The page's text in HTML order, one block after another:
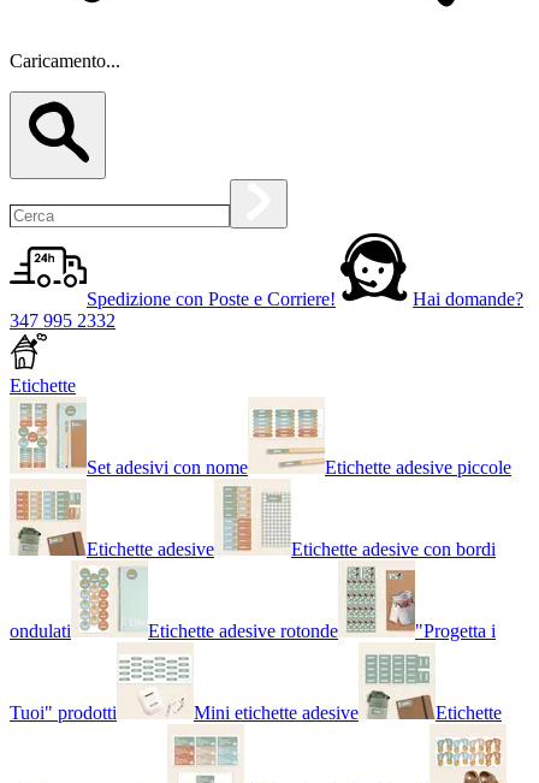
Caricamento...
Spedizione con Poste e Corriere!
Hai domande?
347 995 2332
Etichette
Set adesivi con nome Etichette adesive piccole
Etichette adesive Etichette adesive con bordi
ondulati Etichette adesive rotonde "Progetta i
Tuoi" prodotti Mini etichette adesive Etichette